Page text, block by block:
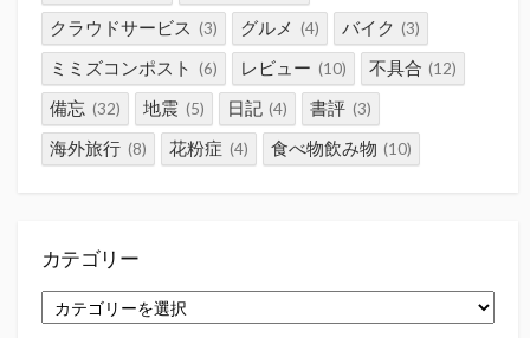
クラウドサービス (3) グルメ (4) バイク (3)
ミミズコンポスト (6) レビュー (10) 不具合 (12)
備忘 (32) 地震 (5) 日記 (4) 書評 (3)
海外旅行 (8) 花粉症 (4) 食べ物飲み物 (10)
カテゴリー
テ